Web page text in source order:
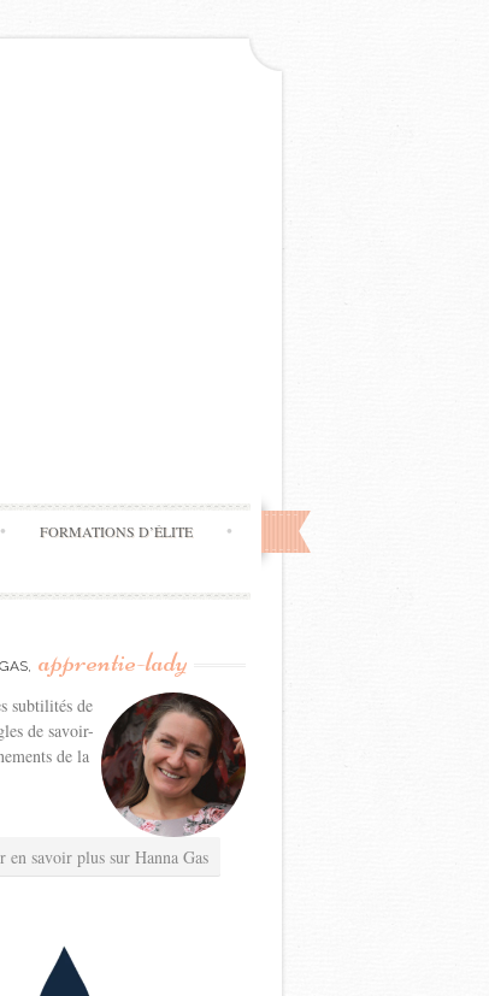
FORMATIONS D’ÉLITE
apprentie-lady
subtilités de
de savoir-
de la
savoir plus sur Hanna Gas